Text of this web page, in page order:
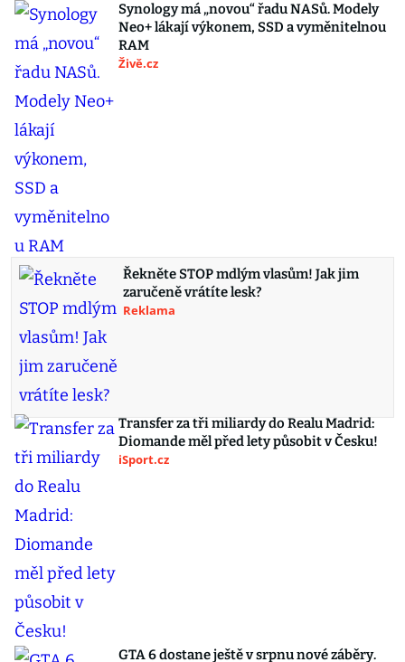
Synology má „novou“ řadu NASů. Modely
Neo+ lákají výkonem, SSD a vyměnitelnou
RAM
Živě.cz
Řekněte STOP mdlým vlasům! Jak jim
zaručeně vrátíte lesk?
Reklama
Transfer za tři miliardy do Realu Madrid:
Diomande měl před lety působit v Česku!
iSport.cz
GTA 6 dostane ještě v srpnu nové záběry.